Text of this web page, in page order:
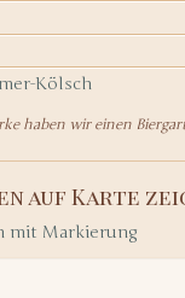
Kölsch
haben wir einen
auf Karte